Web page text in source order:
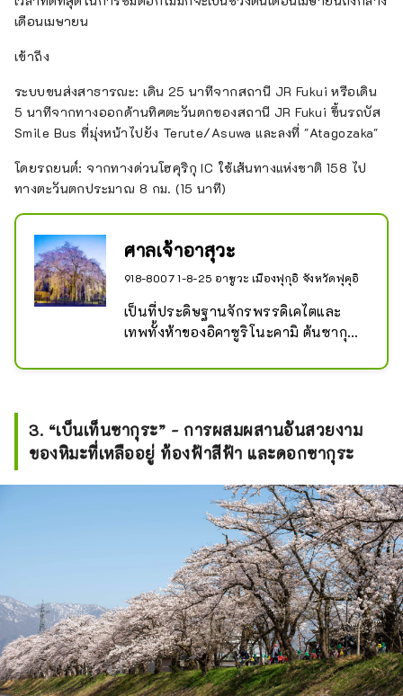
เดือนเมษายน
เข้าถึง
ระบบขนส่งสาธารณะ: เดิน 25 นาทีจากสถานี JR Fukui หรือเดิน
5 นาทีจากทางออกด้านทิศตะวันตกของสถานี JR Fukui ขึ้นรถบัส
Smile Bus ที่มุ่งหน้าไปยัง Terute/Asuwa และลงที่ "Atagozaka"
โดยรถยนต์: จากทางด่วนโฮคุริกุ IC ใช้เส้นทางแห่งชาติ 158 ไป
ทางตะวันตกประมาณ 8 กม. (15 นาที)
ศาลเจ้าอาสุวะ
918-8007 1-8-25 อาซูวะ เมืองฟุกุอิ จังหวัดฟุคุอิ
เป็นที่ประดิษฐานจักรพรรดิเคไตและ
เทพทั้งห้าของอิคาซูริโนะคามิ ต้นซากุระ
โอะที่ขวางทางถูกกำหนดให้เป็นอนุสรณ์
3. “เบ็นเท็นซากุระ” - การผสมผสานอันสวยงาม
ของหิมะที่เหลืออยู่ ท้องฟ้าสีฟ้า และดอกซากุระ